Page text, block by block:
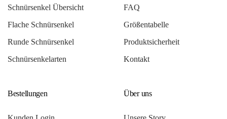
Schnürsenkel Übersicht
Flache Schnürsenkel
Runde Schnürsenkel
Schnürsenkelarten
FAQ
Größentabelle
Produktsicherheit
Kontakt
Bestellungen Über uns